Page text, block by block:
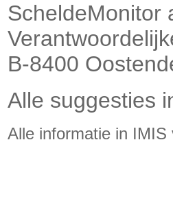
ScheldeMonitor
B-8400
Alle suggesties
Alle informatie in IMIS